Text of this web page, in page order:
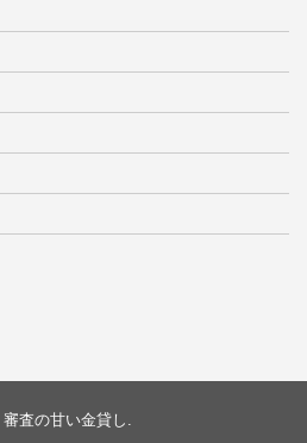
審査の甘い金貸し .